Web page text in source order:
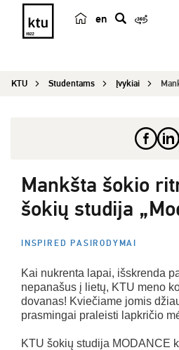
en
KTU Studentams Įvykiai Mankšta
Mankšta šokio
šokių studija
INSPIRED PASIRODYMAI
Kai nukrenta lapai, išskrenda
nepanašus į lietų, KTU meno
dovanas! Kviečiame jomis
prasmingai praleisti lapkričio
KTU šokių studija MODANCE